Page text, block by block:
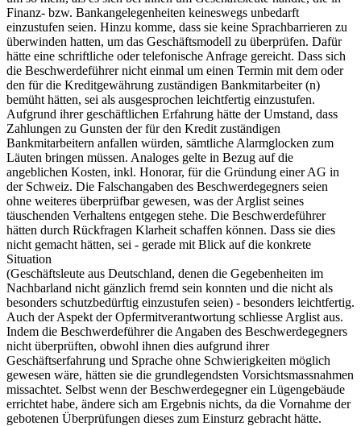
Finanz- bzw. Bankangelegenheiten keineswegs unbedarft
einzustufen seien. Hinzu komme, dass sie keine Sprachbarrieren zu
überwinden hatten, um das Geschäftsmodell zu überprüfen. Dafür
hätte eine schriftliche oder telefonische Anfrage gereicht. Dass sich
die Beschwerdeführer nicht einmal um einen Termin mit dem oder
den für die Kreditgewährung zuständigen Bankmitarbeiter (n)
bemüht hätten, sei als ausgesprochen leichtfertig einzustufen.
Aufgrund ihrer geschäftlichen Erfahrung hätte der Umstand, dass
Zahlungen zu Gunsten der für den Kredit zuständigen
Bankmitarbeitern anfallen würden, sämtliche Alarmglocken zum
Läuten bringen müssen. Analoges gelte in Bezug auf die
angeblichen Kosten, inkl. Honorar, für die Gründung einer AG in
der Schweiz. Die Falschangaben des Beschwerdegegners seien
ohne weiteres überprüfbar gewesen, was der Arglist seines
täuschenden Verhaltens entgegen stehe. Die Beschwerdeführer
hätten durch Rückfragen Klarheit schaffen können. Dass sie dies
nicht gemacht hätten, sei - gerade mit Blick auf die konkrete
Situation
(Geschäftsleute aus Deutschland, denen die Gegebenheiten im
Nachbarland nicht gänzlich fremd sein konnten und die nicht als
besonders schutzbedürftig einzustufen seien) - besonders leichtfertig.
Auch der Aspekt der Opfermitverantwortung schliesse Arglist aus.
Indem die Beschwerdeführer die Angaben des Beschwerdegegners
nicht überprüften, obwohl ihnen dies aufgrund ihrer
Geschäftserfahrung und Sprache ohne Schwierigkeiten möglich
gewesen wäre, hätten sie die grundlegendsten Vorsichtsmassnahmen
missachtet. Selbst wenn der Beschwerdegegner ein Lügengebäude
errichtet habe, ändere sich am Ergebnis nichts, da die Vornahme der
gebotenen Überprüfungen dieses zum Einsturz gebracht hätte.